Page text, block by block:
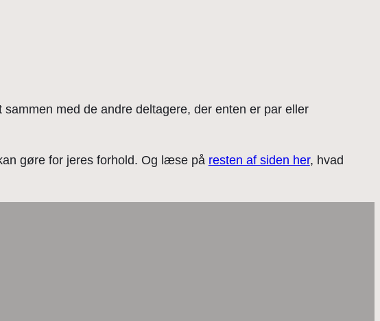
med de andre deltagere, der enten er par eller
gøre for jeres forhold. Og læse på resten af siden her, hvad